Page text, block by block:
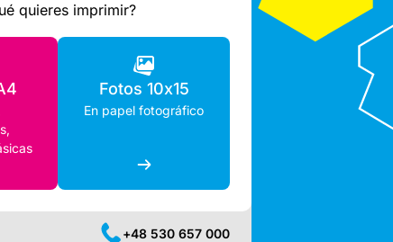
quieres imprimir?
Fotos 10x15
En papel fotográfico
+48 530 657 000